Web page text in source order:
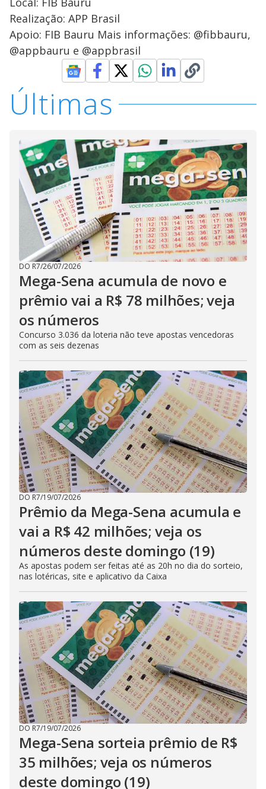
Realização: APP Brasil
Apoio: FIB Bauru Mais informações: @fibbauru,
@appbauru e @appbrasil
Últimas
DO R7/26/07/2026
Mega-Sena acumula de novo e
prêmio vai a R$ 78 milhões; veja
os números
Concurso 3.036 da loteria não teve apostas vencedoras
com as seis dezenas
DO R7/19/07/2026
Prêmio da Mega-Sena acumula e
vai a R$ 42 milhões; veja os
números deste domingo (19)
As apostas podem ser feitas até as 20h no dia do sorteio,
nas lotéricas, site e aplicativo da Caixa
DO R7/19/07/2026
Mega-Sena sorteia prêmio de R$
35 milhões; veja os números
deste domingo (19)